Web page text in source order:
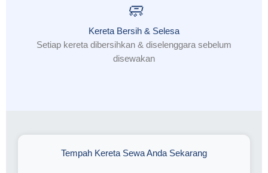
🧼
Kereta Bersih & Selesa
Setiap kereta dibersihkan & diselenggara sebelum
disewakan
Tempah Kereta Sewa Anda Sekarang